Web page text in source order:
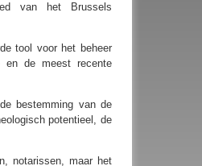
van het Brussels
tool voor het beheer
en de meest recente
bestemming van de
potentieel, de
notarissen, maar het